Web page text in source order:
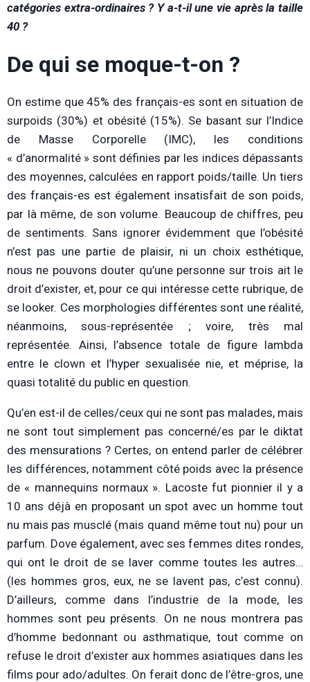
catégories extra-ordinaires ? Y a-t-il une vie après la taille
40 ?
De qui se moque-t-on ?
On estime que 45% des français-es sont en situation de
surpoids (30%) et obésité (15%). Se basant sur l’Indice
de Masse Corporelle (IMC), les conditions
« d’anormalité » sont définies par les indices dépassants
des moyennes, calculées en rapport poids/taille. Un tiers
des français-es est également insatisfait de son poids,
par là même, de son volume. Beaucoup de chiffres, peu
de sentiments. Sans ignorer évidemment que l’obésité
n’est pas une partie de plaisir, ni un choix esthétique,
nous ne pouvons douter qu’une personne sur trois ait le
droit d’exister, et, pour ce qui intéresse cette rubrique, de
se looker. Ces morphologies différentes sont une réalité,
néanmoins, sous-représentée ; voire, très mal
représentée. Ainsi, l’absence totale de figure lambda
entre le clown et l’hyper sexualisée nie, et méprise, la
quasi totalité du public en question.
Qu’en est-il de celles/ceux qui ne sont pas malades, mais
ne sont tout simplement pas concerné/es par le diktat
des mensurations ? Certes, on entend parler de célébrer
les différences, notamment côté poids avec la présence
de « mannequins normaux ». Lacoste fut pionnier il y a
10 ans déjà en proposant un spot avec un homme tout
nu mais pas musclé (mais quand même tout nu) pour un
parfum. Dove également, avec ses femmes dites rondes,
qui ont le droit de se laver comme toutes les autres…
(les hommes gros, eux, ne se lavent pas, c’est connu).
D’ailleurs, comme dans l’industrie de la mode, les
hommes sont peu présents. On ne nous montrera pas
d’homme bedonnant ou asthmatique, tout comme on
refuse le droit d’exister aux hommes asiatiques dans les
films pour ado/adultes. On ferait donc de l’être-gros, une